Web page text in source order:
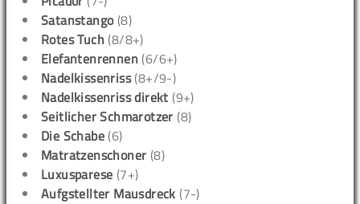
Satanstango(8)
Rotes Tuch (8/8+)
Elefantenrennen (6/6+)
Nadelkissenriss(8+/9-)
Nadelkissenriss direkt (9+)
Seitlicher Schmarotzer (8)
Die Schabe (6)
Matratzenschoner (8)
Luxusparese (7+)
Aufgstellter Mausdreck (7-)